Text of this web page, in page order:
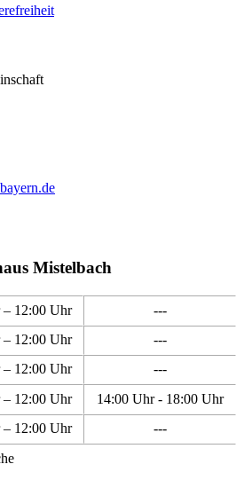
Mistelbach
12:00 Uhr
---
12:00 Uhr
---
12:00 Uhr
---
12:00 Uhr
14:00 Uhr - 18:00 Uhr
12:00 Uhr
---